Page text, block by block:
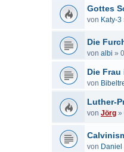
Gottes
von Katy-3
Die
von albi »
Die Frau
von
Luther-
von Jörg »
von